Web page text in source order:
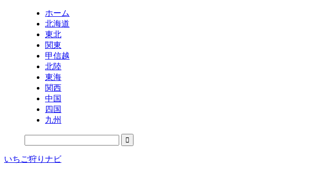
ホーム
北海道
東北
関東
甲信越
北陸
東海
関西
中国
四国
九州
いちご狩りナビ